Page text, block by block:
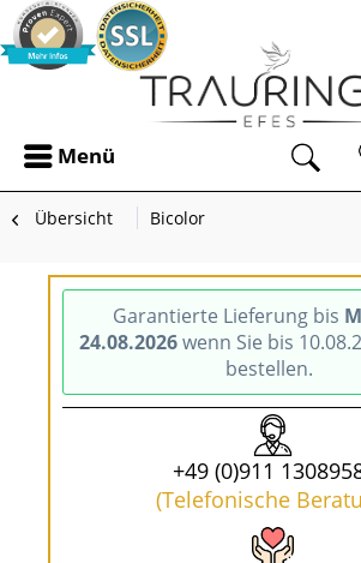
Menü
Übersicht Bicolor
Garantierte Lieferung bis
24.08.2026wenn Sie bis
bestellen.
+49 (0)911
(Telefonische